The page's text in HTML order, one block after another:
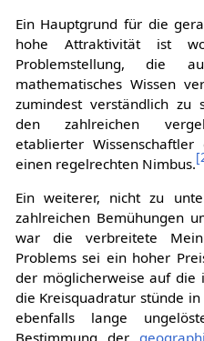
Ein Hauptgrund für die
hohe Attraktivität ist
Problemstellung, die
mathematisches Wissen
zumindest verständlich zu
den zahlreichen
etablierter
einen regelrechten Nimbus.[
Ein weiterer, nicht zu
zahlreichen Bemühungen
war die verbreitete
Problems sei ein hoher
der möglicherweise auf die
die Kreisquadratur stünde
ebenfalls lange